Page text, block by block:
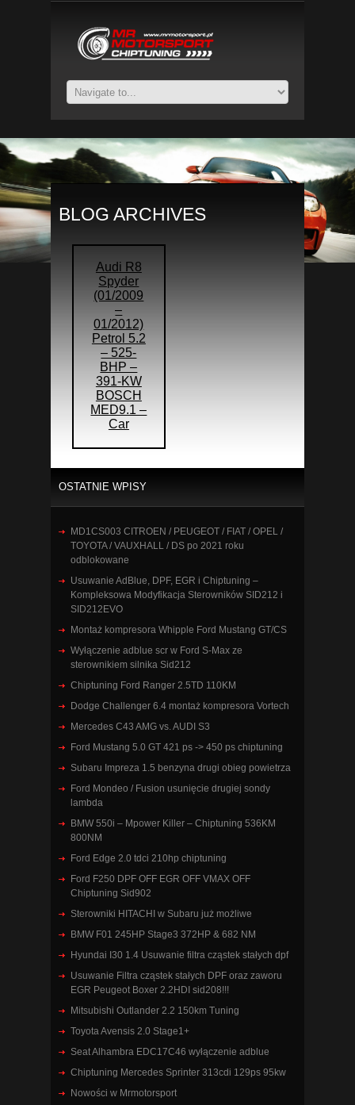
BLOG ARCHIVES
Audi R8
Spyder
(01/2009
–
01/2012)
Petrol 5.2
– 525-
BHP –
391-KW
BOSCH
MED9.1 –
Car
OSTATNIE WPISY
MD1CS003 CITROEN / PEUGEOT / FIAT / OPEL /
TOYOTA / VAUXHALL / DS po 2021 roku
odblokowane
Usuwanie AdBlue, DPF, EGR i Chiptuning –
Kompleksowa Modyfikacja Sterowników SID212 i
SID212EVO
Montaż kompresora Whipple Ford Mustang GT/CS
Wyłączenie adblue scr w Ford S-Max ze
sterownikiem silnika Sid212
Chiptuning Ford Ranger 2.5TD 110KM
Dodge Challenger 6.4 montaż kompresora Vortech
Mercedes C43 AMG vs. AUDI S3
Ford Mustang 5.0 GT 421 ps -> 450 ps chiptuning
Subaru Impreza 1.5 benzyna drugi obieg powietrza
Ford Mondeo / Fusion usunięcie drugiej sondy
lambda
BMW 550i – Mpower Killer – Chiptuning 536KM
800NM
Ford Edge 2.0 tdci 210hp chiptuning
Ford F250 DPF OFF EGR OFF VMAX OFF
Chiptuning Sid902
Sterowniki HITACHI w Subaru już możliwe
BMW F01 245HP Stage3 372HP & 682 NM
Hyundai I30 1.4 Usuwanie filtra cząstek stałych dpf
Usuwanie Filtra cząstek stałych DPF oraz zaworu
EGR Peugeot Boxer 2.2HDI sid208!!!
Mitsubishi Outlander 2.2 150km Tuning
Toyota Avensis 2.0 Stage1+
Seat Alhambra EDC17C46 wyłączenie adblue
Chiptuning Mercedes Sprinter 313cdi 129ps 95kw
Nowości w Mrmotorsport